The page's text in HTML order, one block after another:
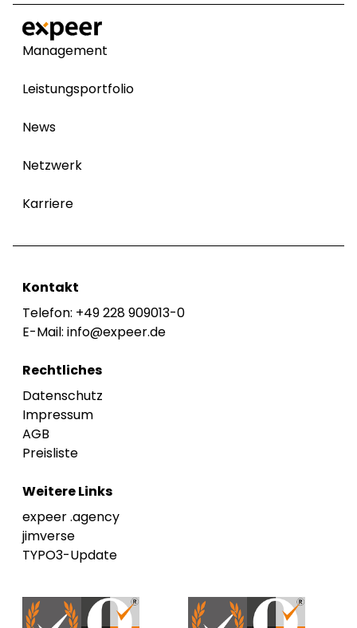
Management
Leistungsportfolio
News
Netzwerk
Karriere
Kontakt
Telefon: +49 228 909013-0
E-Mail: info@expeer.de
Rechtliches
Datenschutz
Impressum
AGB
Preisliste
Weitere Links
expeer .agency
jimverse
TYPO3-Update